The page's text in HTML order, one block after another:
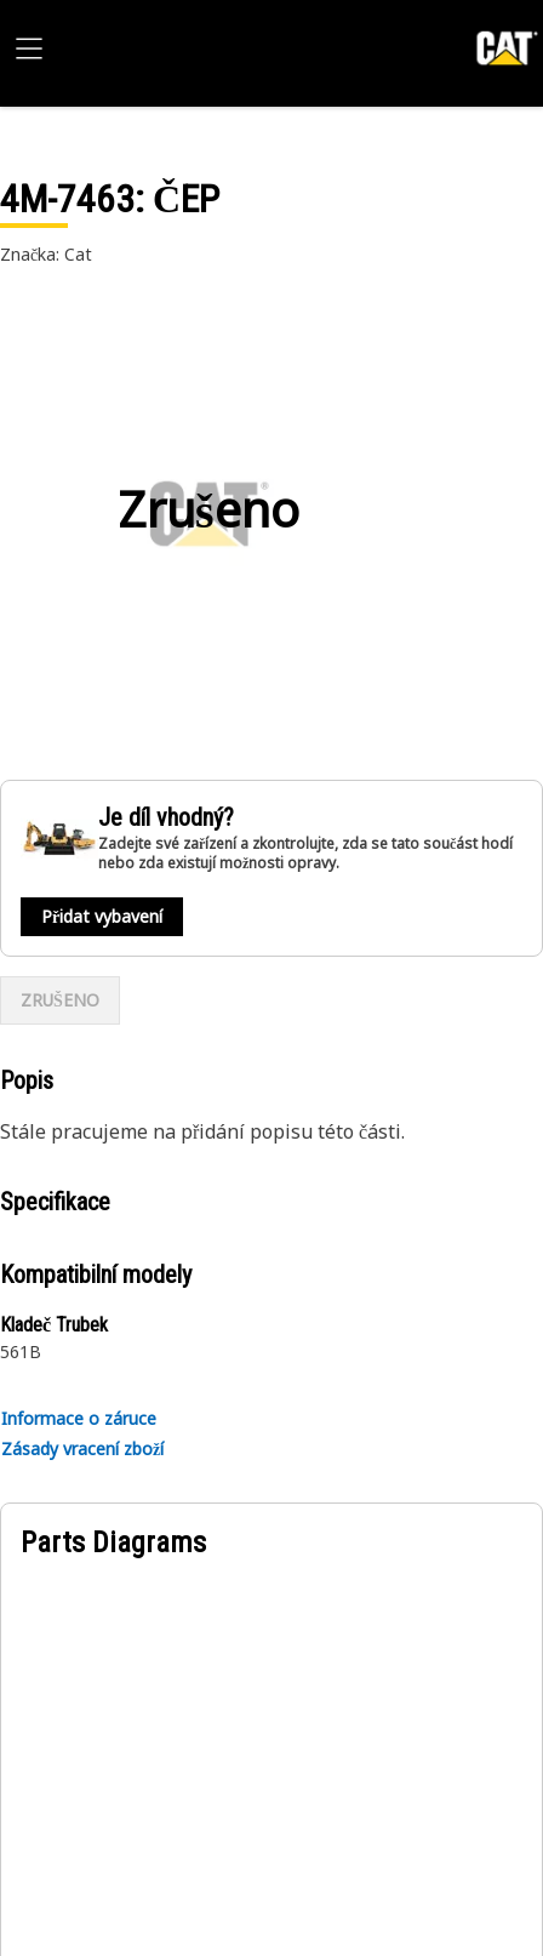
4M-7463: ČEP
Značka: Cat
Zrušeno
Je díl vhodný?
Zadejte své zařízení a zkontrolujte, zda se tato součást hodí
nebo zda existují možnosti opravy.
Přidat vybavení
ZRUŠENO
Popis
Stále pracujeme na přidání popisu této části.
Specifikace
Kompatibilní modely
Kladeč Trubek
561B
Informace o záruce
Zásady vracení zboží
Parts Diagrams